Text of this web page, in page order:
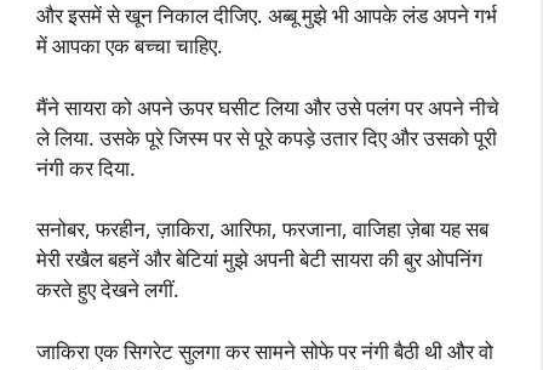
और इसमें से खून निकाल दीजिए. अब्बू मुझे भी आपके लंड अपने गर्भ
में आपका एक बच्चा चाहिए.
मैंने सायरा को अपने ऊपर घसीट लिया और उसे पलंग पर अपने नीचे
ले लिया. उसके पूरे जिस्म पर से पूरे कपड़े उतार दिए और उसको पूरी
नंगी कर दिया.
सनोबर, फरहीन, ज़ाकिरा, आरिफा, फरजाना, वाजिहा ज़ेबा यह सब
मेरी रखैल बहनें और बेटियां मुझे अपनी बेटी सायरा की बुर ओपनिंग
करते हुए देखने लगीं.
जाकिरा एक सिगरेट सुलगा कर सामने सोफे पर नंगी बैठी थी और वो